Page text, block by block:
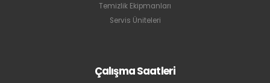
Temizlik Ekipmanları
Servis Üniteleri
Çalışma Saatleri